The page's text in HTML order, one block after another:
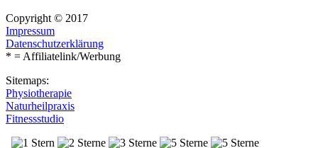
Copyright © 2017
Impressum
Datenschutzerklärung
* = Affiliatelink/Werbung
Sitemaps:
Physiotherapie
Naturheilpraxis
Fitnessstudio